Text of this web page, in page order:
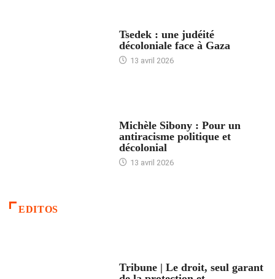
Tsedek : une judéité
décoloniale face à Gaza
13 avril 2026
Michèle Sibony : Pour un
antiracisme politique et
décolonial
13 avril 2026
EDITOS
Tribune | Le droit, seul garant